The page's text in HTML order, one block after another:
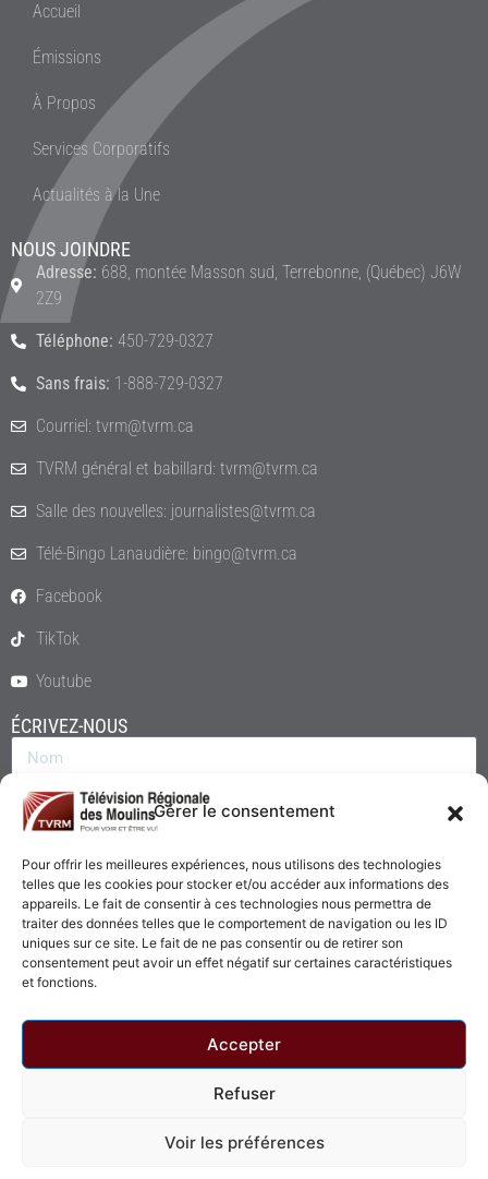
Gérer le consentement
Pour offrir les meilleures expériences, nous utilisons des technologies
telles que les cookies pour stocker et/ou accéder aux informations des
appareils. Le fait de consentir à ces technologies nous permettra de
traiter des données telles que le comportement de navigation ou les ID
uniques sur ce site. Le fait de ne pas consentir ou de retirer son
consentement peut avoir un effet négatif sur certaines caractéristiques
et fonctions.
Accepter
Refuser
Voir les préférences
Accueil
Émissions
À Propos
Services Corporatifs
Actualités à la Une
NOUS JOINDRE
Adresse: 688, montée Masson sud, Terrebonne, (Québec) J6W
2Z9
Téléphone: 450-729-0327
Sans frais: 1-888-729-0327
Courriel: tvrm@tvrm.ca
TVRM général et babillard: tvrm@tvrm.ca
Salle des nouvelles: journalistes@tvrm.ca
Télé-Bingo Lanaudière: bingo@tvrm.ca
Facebook
TikTok
Youtube
ÉCRIVEZ-NOUS
© 2026 - Télévision Régionale des Moulins. Tous droits réservés.